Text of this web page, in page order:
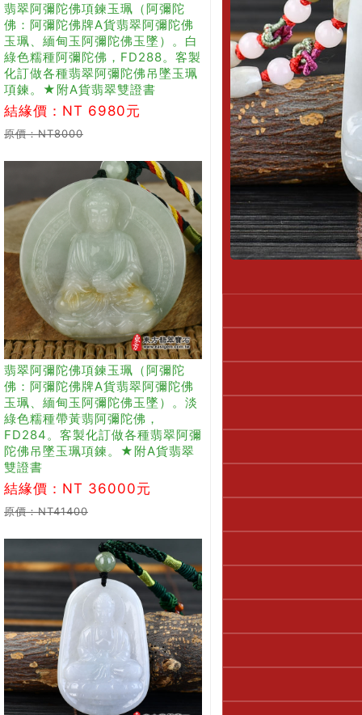
翡翠阿彌陀佛項鍊玉珮（阿彌陀
佛：阿彌陀佛牌A貨翡翠阿彌陀佛
玉珮、緬甸玉阿彌陀佛玉墜）。白
綠色糯種阿彌陀佛，FD288。客製
化訂做各種翡翠阿彌陀佛吊墜玉珮
項鍊。★附A貨翡翠雙證書
結緣價：NT 6980元
原價：NT8000
翡翠阿彌陀佛項鍊玉珮（阿彌陀
佛：阿彌陀佛牌A貨翡翠阿彌陀佛
玉珮、緬甸玉阿彌陀佛玉墜）。淡
綠色糯種帶黃翡阿彌陀佛，
FD284。客製化訂做各種翡翠阿彌
陀佛吊墜玉珮項鍊。★附A貨翡翠
雙證書
結緣價：NT 36000元
原價：NT41400